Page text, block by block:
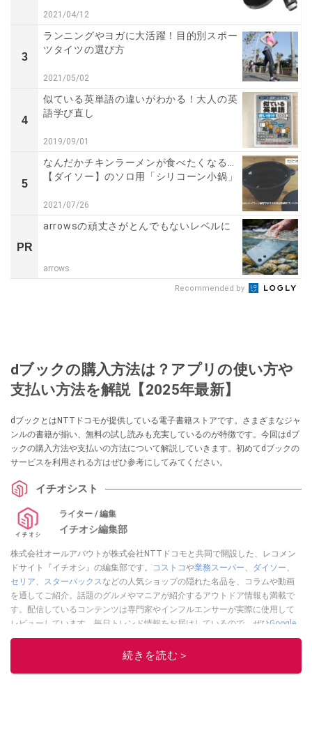
2021/04/12
3
ランニングやヨガに大活躍！目的別スポー
ツタイツの選び方
2021/05/02
4
似ている英単語の違いがわかる！大人の英
語学び直し
2019/09/01
5
なんだかチキンラーメンが食べたくなる…
【ダイソー】のソロ用「シリコーン小鍋」
2021/07/26
PR
arrowsの頑丈さがとんでもないレベルに
arrows
Recommended by
dブックの購入方法は？アプリの使い方や
支払い方法を解説【2025年最新】
dブックとはNTTドコモが提供している電子書籍ストアです。さまざまなジャ
ンルの書籍が揃い、無料の試し読みも充実しているのが特徴です。今回はdブ
ックの購入方法や支払いの方法について解説していきます。初めてdブックの
サービスを利用される方はぜひ参考にしてみてください。
イチオシスト
ライター / 編集
イチオシ編集部
株式会社オールアバウトが株式会社NTTドコモと共同で開設した、レコメン
ドサイト『イチオシ』の編集部です。
コストコや業務スーパー、 ダイソー、
セリア、 スターバックスなどの人気ショップの隠れた名品を、コラムや動画
を通してご紹介。話題のグルメやマニアが紹介するアウトドア情報も満載で
す。配信しているコンテンツは専門家やインフルエンサーが実際に使用して
レビューしています。毎日トレンド情報をお届けしているので、ぜひGoogle
ニュースでフォローしてください！
このイチオシストの他の記事を読む
続きを読む＞